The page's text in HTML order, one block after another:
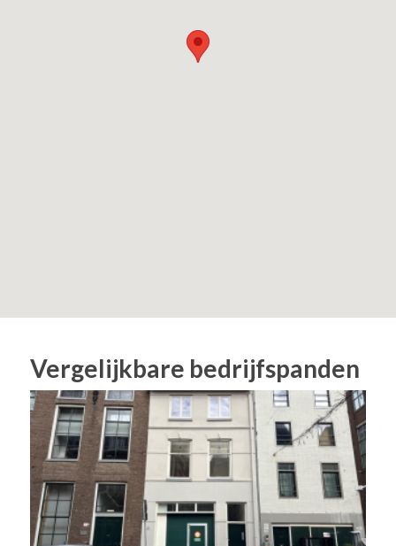
In overleg, snelle beschikbaarheid mogelijk.
Vergelijkbare bedrijfspanden